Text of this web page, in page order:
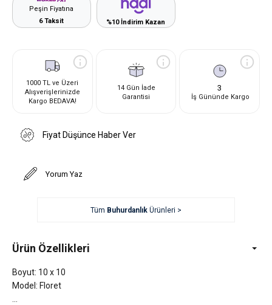
Peşin Fiyatına
6 Taksit
%10 İndirim Kazan
1000 TL ve Üzeri
Alışverişlerinizde
Kargo BEDAVA!
14 Gün İade
Garantisi
3
İş Gününde Kargo
Fiyat Düşünce Haber Ver
Yorum Yaz
Tüm BuhurdanlıkÜrünleri >
Ürün Özellikleri
Boyut: 10 x 10
Model: Floret